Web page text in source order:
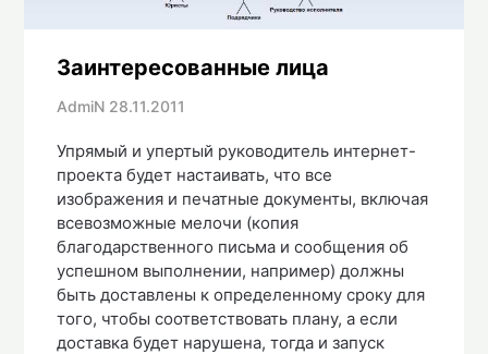
Заинтересованные лица
AdmiN 28.11.2011
Упрямый и упертый руководитель интернет-
проекта будет настаивать, что все
изображения и печатные документы, включая
всевозможные мелочи (копия
благодарственного письма и сообщения об
успешном выполнении, например) должны
быть доставлены к определенному сроку для
того, чтобы соответствовать плану, а если
доставка будет нарушена, тогда и запуск